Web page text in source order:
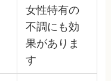
女性特有の
不調にも効
果がありま
す